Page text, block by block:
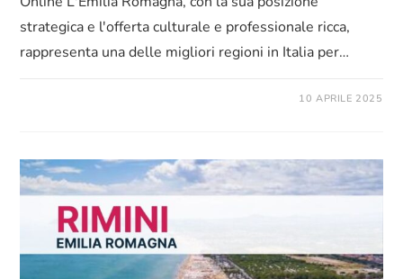
strategica e l'offerta culturale e professionale ricca,
rappresenta una delle migliori regioni in Italia per…
10 APRILE 2025